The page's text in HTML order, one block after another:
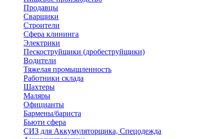
Продавцы
Сварщики
Строители
Сфера клининга
Электрики
Пескоструйщики (дробеструйщики)
Водители
Тяжелая промышленность
Работники склада
Шахтеры
Маляры
Официанты
Бармены/бариста
Бьюти сфера
СИЗ для Аккумуляторщика, Спецодежда